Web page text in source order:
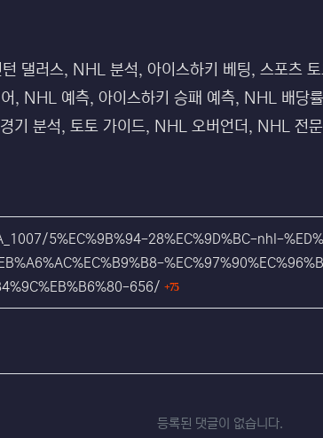
댈러스, NHL 분석, 아이스하키 베팅, 스포츠
, NHL 예측, 아이스하키 승패 예측, NHL 배당
기 분석, 토토 가이드, NHL 오버언더, NHL 전
5%EC%9B%94-28%EC%9D%BC-nhl-
656/
75회 연결
등록된 댓글이 없습니다.